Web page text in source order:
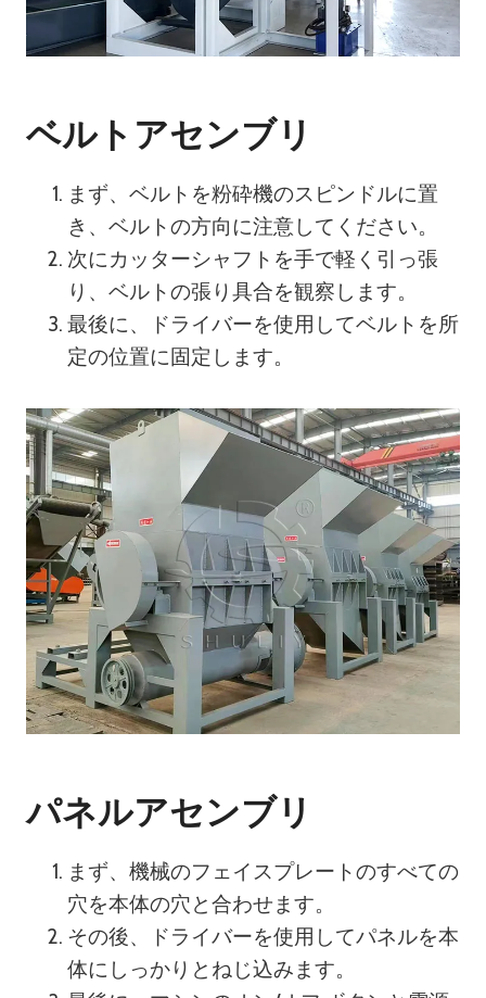
ベルトアセンブリ
まず、ベルトを粉砕機のスピンドルに置
き、ベルトの方向に注意してください。
次にカッターシャフトを手で軽く引っ張
り、ベルトの張り具合を観察します。
最後に、ドライバーを使用してベルトを所
定の位置に固定します。
パネルアセンブリ
まず、機械のフェイスプレートのすべての
穴を本体の穴と合わせます。
その後、ドライバーを使用してパネルを本
体にしっかりとねじ込みます。